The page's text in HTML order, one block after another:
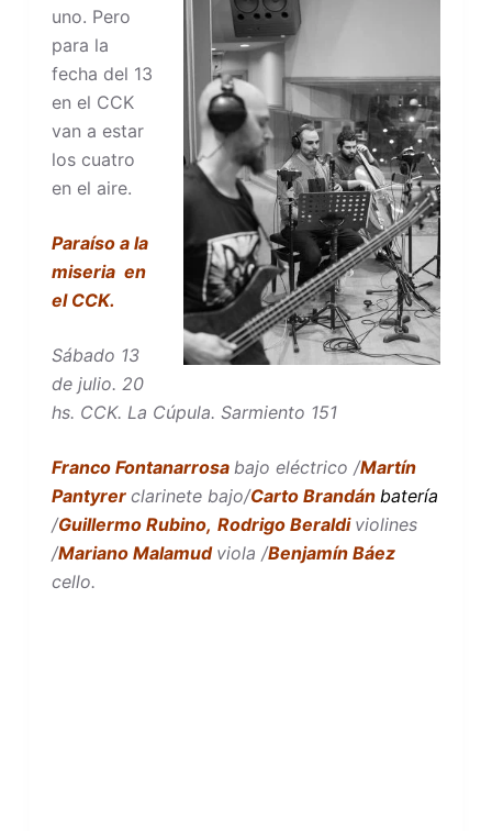
uno. Pero
para la
fecha del 13
en el CCK
van a estar
los cuatro
en el aire.
Paraíso a la
miseria en
el CCK.
Sábado 13
de julio. 20
hs. CCK. La Cúpula. Sarmiento 151
Franco Fontanarrosa bajo eléctrico /Martín
Pantyrer clarinete bajo/Carto Brandán batería
/Guillermo Rubino, Rodrigo Beraldi violines
/Mariano Malamud viola /Benjamín Báez
cello.